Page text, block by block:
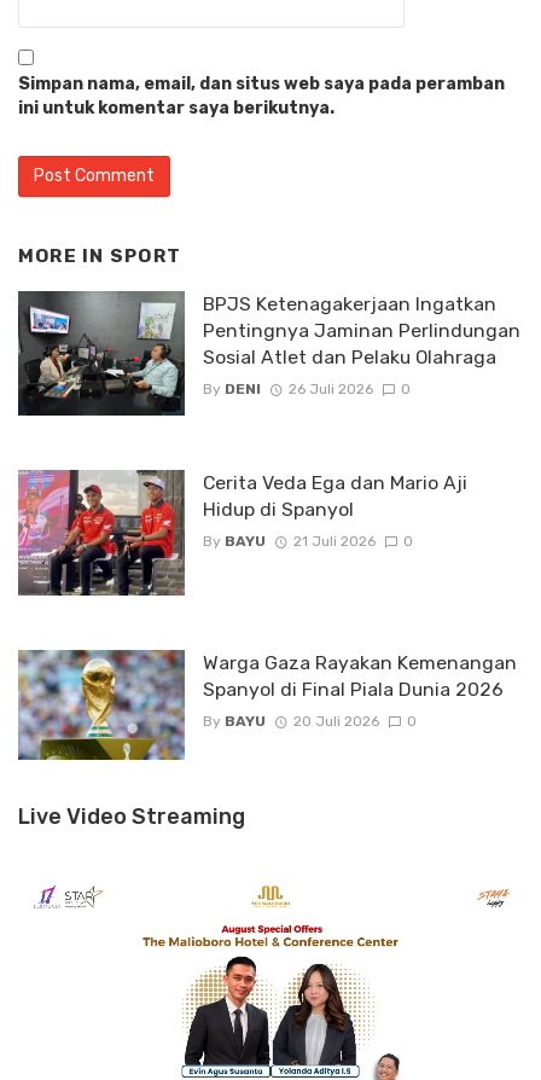
Simpan nama, email, dan situs web saya pada peramban
ini untuk komentar saya berikutnya.
MORE IN SPORT
BPJS Ketenagakerjaan Ingatkan
Pentingnya Jaminan Perlindungan
Sosial Atlet dan Pelaku Olahraga
By DENI 26 Juli 2026 0
Cerita Veda Ega dan Mario Aji
Hidup di Spanyol
By BAYU 21 Juli 2026 0
Warga Gaza Rayakan Kemenangan
Spanyol di Final Piala Dunia 2026
By BAYU 20 Juli 2026 0
Live Video Streaming